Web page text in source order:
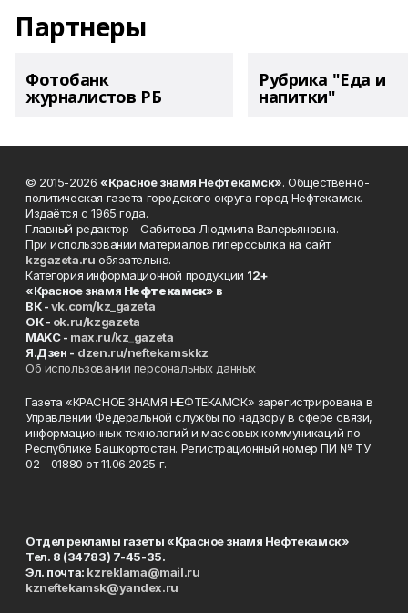
Партнеры
Фотобанк
журналистов РБ
Рубрика "Еда и
напитки"
© 2015-2026 «Красное знамя Нефтекамск». Общественно-
политическая газета городского округа город Нефтекамск.
Издаётся с 1965 года.
Главный редактор - Сабитова Людмила Валерьяновна.
При использовании материалов гиперссылка на сайт
kzgazeta.ru обязательна.
Категория информационной продукции 12+
«Красное знамя Нефтекамск» в
ВК -vk.com/kz_gazeta
ОК - ok.ru/kzgazeta
MAKC - max.ru/kz_gazeta
Я.Дзен - dzen.ru/neftekamskkz
Об использовании персональных данных
Газета «КРАСНОЕ ЗНАМЯ НЕФТЕКАМСК» зарегистрирована в
Управлении Федеральной службы по надзору в сфере связи,
информационных технологий и массовых коммуникаций по
Республике Башкортостан. Регистрационный номер ПИ № ТУ
02 - 01880 от 11.06.2025 г.
Отдел рекламы газеты «Красное знамя Нефтекамск»
Тел. 8 (34783) 7-45-35.
Эл. почта: kzreklama@mail.ru
kzneftekamsk@yandex.ru